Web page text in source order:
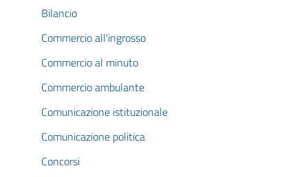
Bilancio
Commercio all'ingrosso
Commercio al minuto
Commercio ambulante
Comunicazione istituzionale
Comunicazione politica
Concorsi